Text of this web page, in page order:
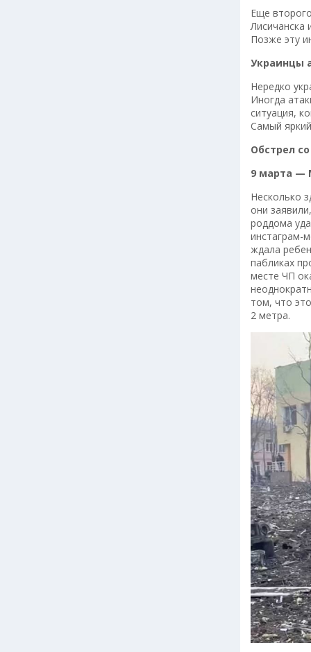
Еще
Лисичанска
Позже эту
Украинцы
Нередко
Иногда
ситуация,
Самый
Обстрел
9 марта —
Несколько
они
роддома
инстаграм-
ждала
пабликах
месте ЧП
том, что
2 метра.